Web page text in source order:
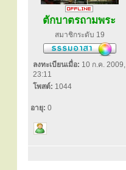
ตักบาตรถามพระ
สมาชิกระดับ 19
ลงทะเบียนเมื่อ: 10 ก.ค. 2009,
23:11
โพสต์: 1044
อายุ: 0